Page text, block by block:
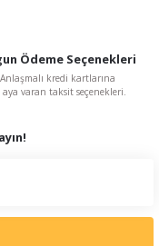
Ödeme Seçenekleri
Anlaşmalı kredi kartlarına
aya varan taksit seçenekleri.